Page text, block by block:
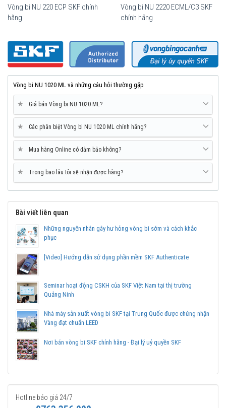
Vòng bi SKF NU 1020 ML chính hãng, phân phối bởi Vòng bi Ngọc
Anh - Đại lý uỷ quyền SKF.
sản phẩm chính hãng.
Mua vòng bi bạc đạn SKF NU 1020 ML chính hãng ở
đâu uy tín?
Vòng bi Ngọc Anh là
Chuyên phân phối các sản phẩm SKF chính hãng, giá cạnh
tranh, Giao hàng toàn quốc.
Vòng bi Ngọc Anh
để có báo giá tốt nhất vòng
bi SKF NU 1020 ML chính hãng.
Vòng bi NU 220 ECP SKF chính
hãng
Vòng bi NU 2220 ECML/C3 SKF
chính hãng
Vòng bi NU 1020 ML và những câu hỏi thường gặp
★ Giá bán Vòng bi NU 1020 ML?
★ Các phân biệt Vòng bi NU 1020 ML chính hãng?
★ Mua hàng Online có đảm bảo không?
★ Trong bao lâu tôi sẽ nhận được hàng?
Bài viết liên quan
Những nguyên nhân gây hư hỏng vòng bi sớm và cách khắc
phục
[Video] Hướng dẫn sử dụng phần mềm SKF Authenticate
Seminar hoạt động CSKH của SKF Việt Nam tại thị trường
Quảng Ninh
Nhà máy sản xuất vòng bi SKF tại Trung Quốc được chứng nhận
Vàng đạt chuẩn LEED
Nơi bán vòng bi SKF chính hãng - Đại lý uỷ quyền SKF
Hotline báo giá 24/7